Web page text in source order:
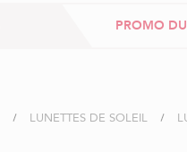
PROMO
LUNETTES DE SOLEIL